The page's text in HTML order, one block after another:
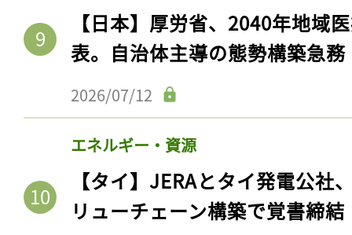
【日本】厚労省、2040年地域
表。自治体主導の態勢構築急務
2026/07/12
エネルギー・資源
【タイ】JERAとタイ発電公社
リューチェーン構築で覚書締結